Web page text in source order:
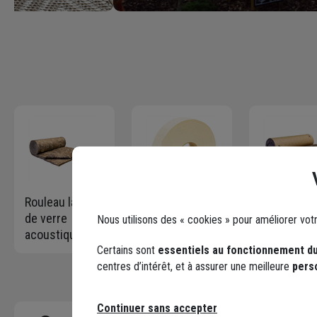
Rouleau laine
de verre
acoustique
3D Gypso
Largeur 5 CM -
Rouleau 150 M
de verre
perdus -
revêtu
Nous utilisons des « cookies » pour améliorer
Certains sont essentiels au fonctionnement
centres d’intérêt, et à assurer une meilleure
Continuer sans accepter